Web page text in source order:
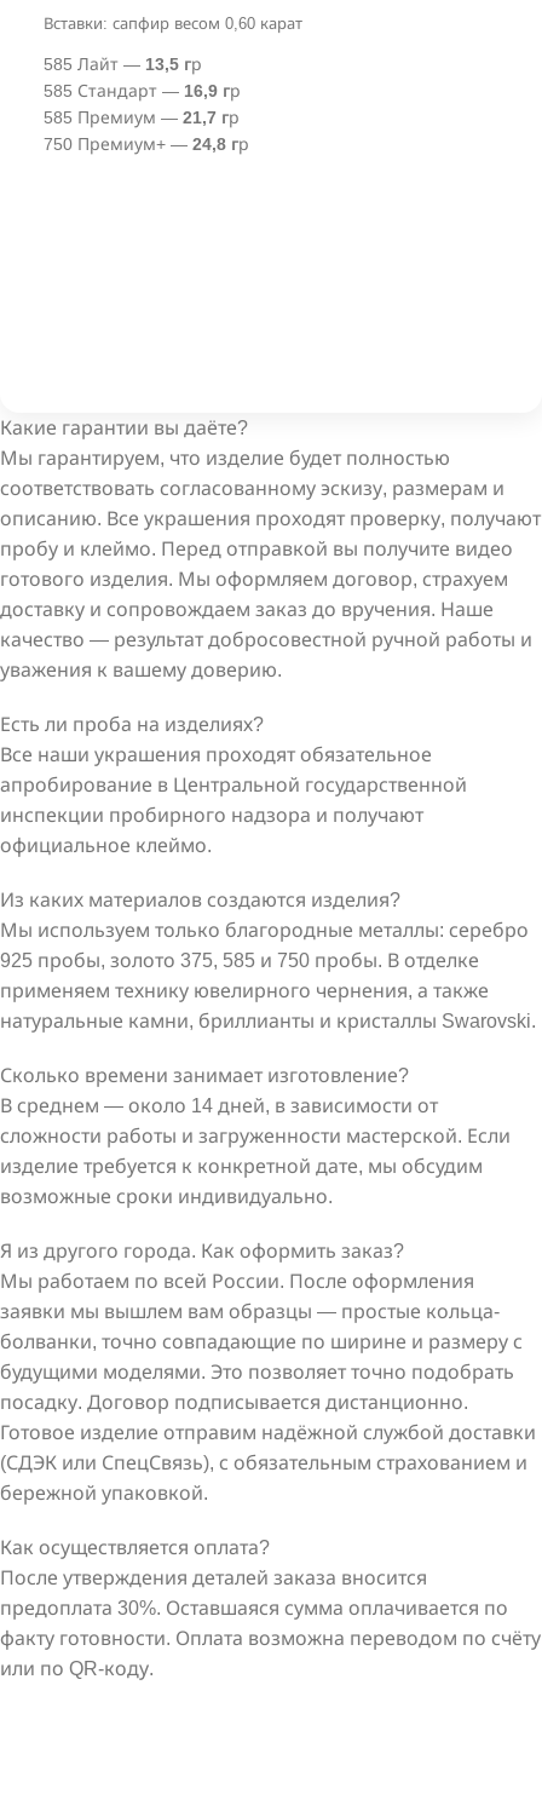
Вставки: сапфир весом 0,60 карат
585 Лайт — 13,5 гр
585 Стандарт — 16,9 гр
585 Премиум — 21,7 гр
750 Премиум+ — 24,8 гр
Какие гарантии вы даёте?
Мы гарантируем, что изделие будет полностью
соответствовать согласованному эскизу, размерам и
описанию. Все украшения проходят проверку, получают
пробу и клеймо. Перед отправкой вы получите видео
готового изделия. Мы оформляем договор, страхуем
доставку и сопровождаем заказ до вручения. Наше
качество — результат добросовестной ручной работы и
уважения к вашему доверию.
Есть ли проба на изделиях?
Все наши украшения проходят обязательное
апробирование в Центральной государственной
инспекции пробирного надзора и получают
официальное клеймо.
Из каких материалов создаются изделия?
Мы используем только благородные металлы: серебро
925 пробы, золото 375, 585 и 750 пробы. В отделке
применяем технику ювелирного чернения, а также
натуральные камни, бриллианты и кристаллы Swarovski.
Сколько времени занимает изготовление?
В среднем — около 14 дней, в зависимости от
сложности работы и загруженности мастерской. Если
изделие требуется к конкретной дате, мы обсудим
возможные сроки индивидуально.
Я из другого города. Как оформить заказ?
Мы работаем по всей России. После оформления
заявки мы вышлем вам образцы — простые кольца-
болванки, точно совпадающие по ширине и размеру с
будущими моделями. Это позволяет точно подобрать
посадку. Договор подписывается дистанционно.
Готовое изделие отправим надёжной службой доставки
(СДЭК или СпецСвязь), с обязательным страхованием и
бережной упаковкой.
Как осуществляется оплата?
После утверждения деталей заказа вносится
предоплата 30%. Оставшаяся сумма оплачивается по
факту готовности. Оплата возможна переводом по счёту
или по QR-коду.